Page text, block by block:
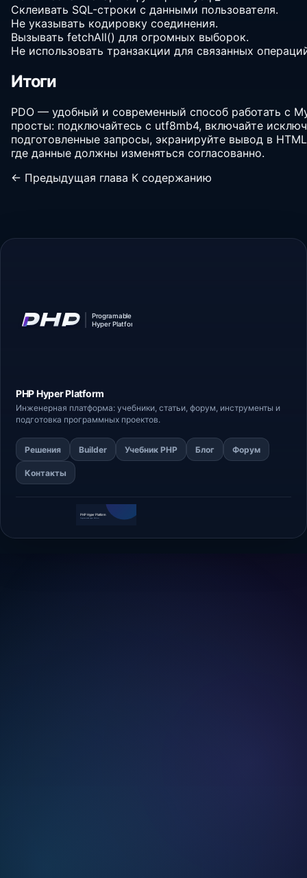
Склеивать SQL-строки с данными пользователя.
Не указывать кодировку соединения.
Вызывать fetchAll() для огромных выборок.
Не использовать транзакции для связанных
Итоги
PDO — удобный и современный способ работать с
просты: подключайтесь с utf8mb4, включайте
подготовленные запросы, экранируйте вывод в
где данные должны изменяться согласованно.
← Предыдущая глава К содержанию
PHP HyperPlatform
Инженерная платформа: учебники, статьи, форум, инструменты и
подготовка программных проектов.
Решения Builder Учебник PHP Блог Форум
Контакты